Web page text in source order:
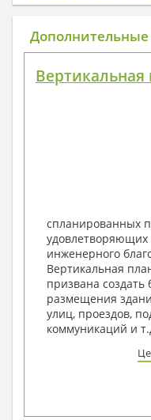
1. Архитектурный
Общие данные
Поэтажные
Разрезы и
Фасады с
Элементы
Ведомость
2. Конструктивный
Общие данные
Схемы
Элементы
Схема
Опоры
Элементы
Вертикальная
спланированных
удовлетворяющих
инженерного
Вертикальная
призвана создать
размещения
улиц, проездов,
коммуникаций и